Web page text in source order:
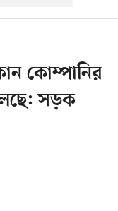
কোম্পানির
সড়ক